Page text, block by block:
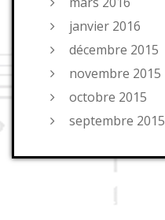
janvier 2016
décembre 2015
novembre 2015
octobre 2015
septembre 2015